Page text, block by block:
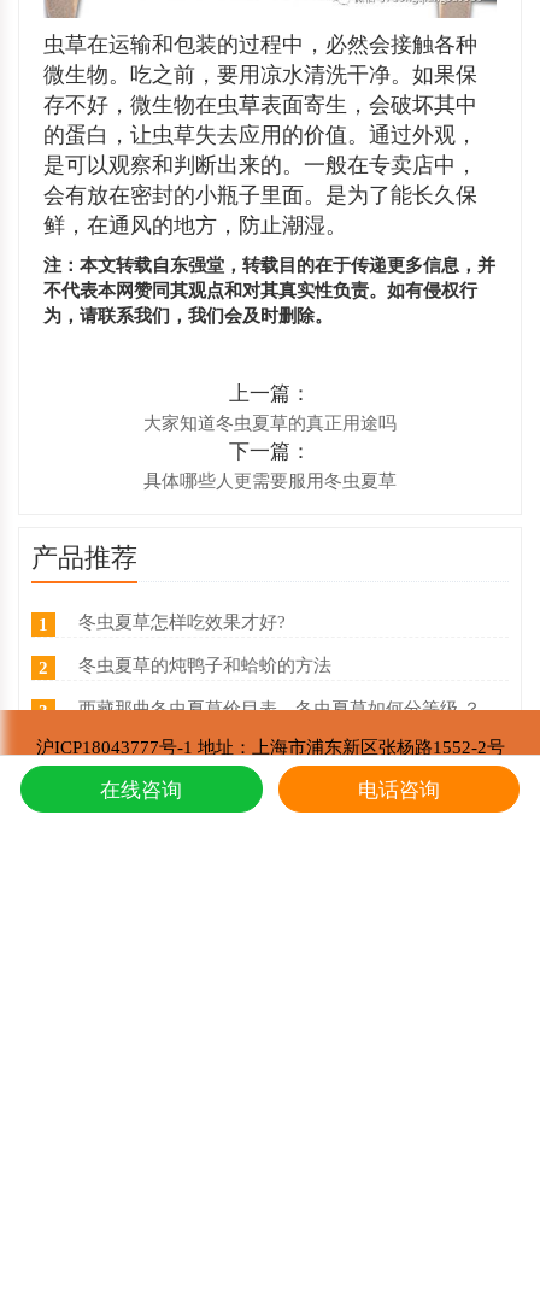
虫草在运输和包装的过程中，必然会接触各种
微生物。吃之前，要用凉水清洗干净。如果保
存不好，微生物在虫草表面寄生，会破坏其中
的蛋白，让虫草失去应用的价值。通过外观，
是可以观察和判断出来的。一般在专卖店中，
会有放在密封的小瓶子里面。是为了能长久保
鲜，在通风的地方，防止潮湿。
注：本文转载自东强堂，转载目的在于传递更多信息，并
不代表本网赞同其观点和对其真实性负责。如有侵权行
为，请联系我们，我们会及时删除。
上一篇：
大家知道冬虫夏草的真正用途吗
下一篇：
具体哪些人更需要服用冬虫夏草
产品推荐
1 冬虫夏草怎样吃效果才好?
2 冬虫夏草的炖鸭子和蛤蚧的方法
3 西藏那曲冬虫夏草价目表，冬虫夏草如何分等级 ？什么价
4 东强堂健康科技与那曲市招商局达成战略合作
第七届中国购物中心发展论坛在上海浦东国际会议中心成功举办
沪ICP18043777号-1 地址：上海市浦东新区张杨路1552-2号
东强堂健康科技有限公司 版权所有
Copyright © 2002-2021
在线咨询 电话咨询